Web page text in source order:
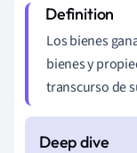
Los bienes
bienes y
transcurso de